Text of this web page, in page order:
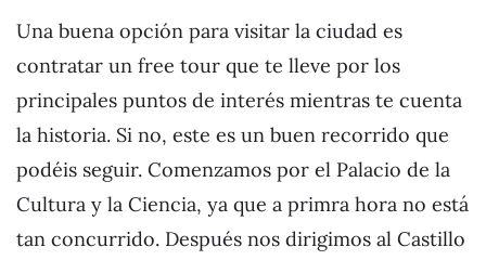
Una buena opción para visitar la ciudad es
contratar un free tour que te lleve por los
principales puntos de interés mientras te cuenta
la historia. Si no, este es un buen recorrido que
podéis seguir. Comenzamos por el Palacio de la
Cultura y la Ciencia, ya que a primra hora no está
tan concurrido. Después nos dirigimos al Castillo